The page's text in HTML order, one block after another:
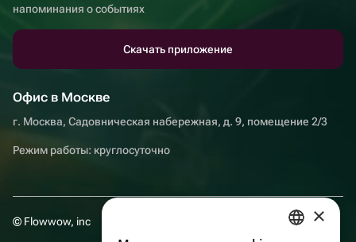
напоминания о событиях
Скачать приложение
Офис в Москве
г. Москва, Садовническая набережная, д. 9, помещение 2/3
Режим работы: круглосуточно
© Flowwow, inc
×